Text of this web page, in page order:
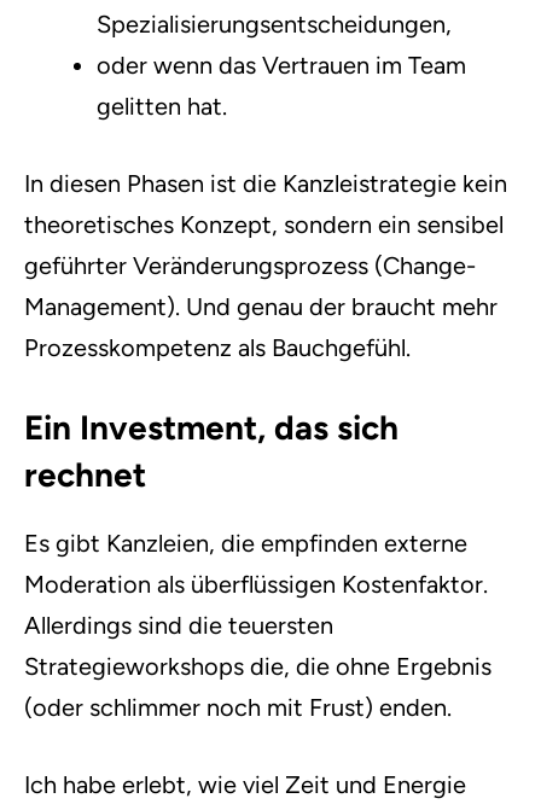
Spezialisierungsentscheidungen,
oder wenn das Vertrauen im Team
gelitten hat.
In diesen Phasen ist die Kanzleistrategie kein
theoretisches Konzept, sondern ein sensibel
geführter Veränderungsprozess (Change-
Management). Und genau der braucht mehr
Prozesskompetenz als Bauchgefühl.
Ein Investment, das sich
rechnet
Es gibt Kanzleien, die empfinden externe
Moderation als überflüssigen Kostenfaktor.
Allerdings sind die teuersten
Strategieworkshops die, die ohne Ergebnis
(oder schlimmer noch mit Frust) enden.
Ich habe erlebt, wie viel Zeit und Energie